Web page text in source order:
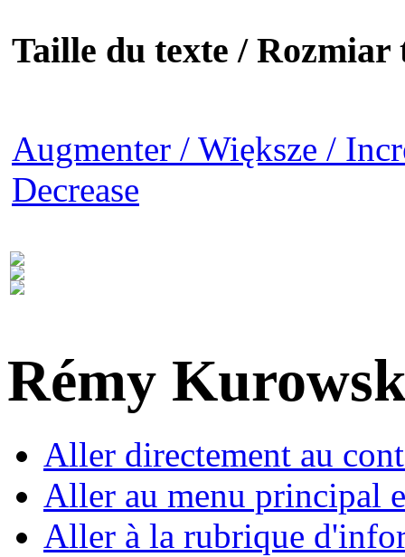
Taille du texte / Rozmiar
Augmenter / Większe /
Decrease
Rémy
Aller directement au
Aller au menu principal
Aller à la rubrique